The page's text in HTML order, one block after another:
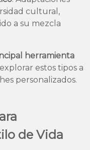
cultural,
a su mezcla
herramienta
estos tipos a
personalizados.
de Vida